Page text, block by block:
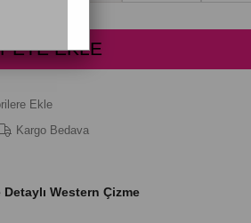
Ekle
Kargo Bedava
Western Çizme